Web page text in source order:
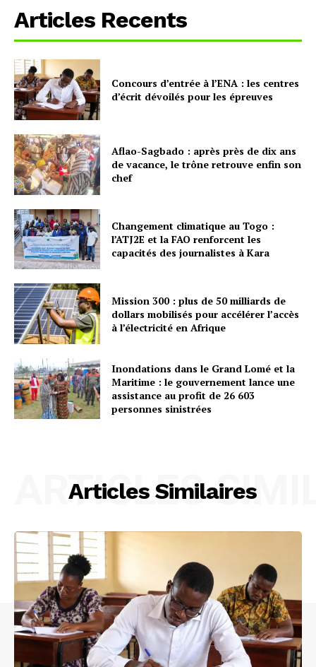
Articles Recents
Concours d’entrée à l’ENA : les centres
d’écrit dévoilés pour les épreuves
Aflao-Sagbado : après près de dix ans
de vacance, le trône retrouve enfin son
chef
Changement climatique au Togo :
l’ATJ2E et la FAO renforcent les
capacités des journalistes à Kara
Mission 300 : plus de 50 milliards de
dollars mobilisés pour accélérer l’accès
à l’électricité en Afrique
Inondations dans le Grand Lomé et la
Maritime : le gouvernement lance une
assistance au profit de 26 603
personnes sinistrées
Articles Similaires
ARTICLES